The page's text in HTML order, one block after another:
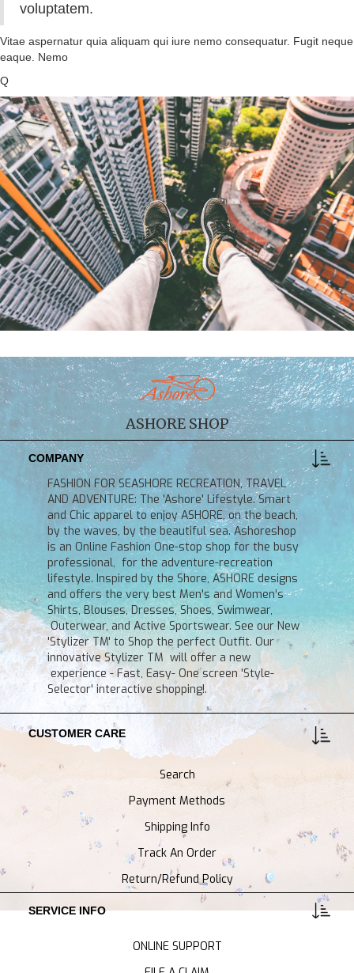
voluptatem.
Vitae aspernatur quia aliquam qui iure nemo consequatur. Fugit neque
eaque. Nemo
Q
ASHORE SHOP
COMPANY
FASHION FOR SEASHORE RECREATION, TRAVEL
AND ADVENTURE: The 'Ashore' Lifestyle. Smart
and Chic apparel to enjoy ASHORE, on the beach,
by the waves, by the beautiful sea. Ashoreshop
is an Online Fashion One-stop shop for the busy
professional, for the adventure-recreation
lifestyle. Inspired by the Shore, ASHORE designs
and offers the very best Men's and Women's
Shirts, Blouses, Dresses, Shoes, Swimwear,
Outerwear, and Active Sportswear. See our New
'Stylizer TM' to Shop the perfect Outfit. Our
innovative Stylizer TM will offer a new
experience - Fast, Easy- One screen 'Style-
Selector' interactive shopping!.
CUSTOMER CARE
Search
Payment Methods
Shipping Info
Track An Order
Return/Refund Policy
SERVICE INFO
ONLINE SUPPORT